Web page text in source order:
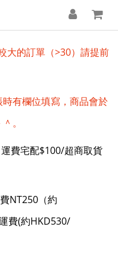
大的訂單（>30）請提前
有欄位填寫，商品會於
。
費宅配$100/超商取貨
NT250（約
費(約HKD530/